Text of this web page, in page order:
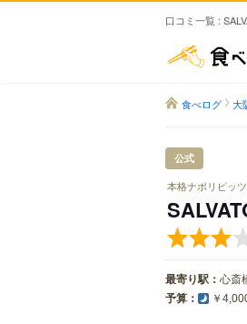
口コミ一覧 :
食べログ 大
公式
本格ナポリピッ
最寄り駅： 心斎
予算： ￥